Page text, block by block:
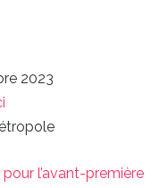
2023
l’avant-première